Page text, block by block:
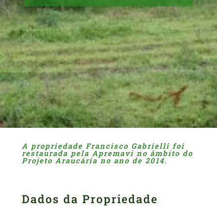
A propriedade Francisco Gabrielli foi
restaurada pela Apremavi no âmbito do
Projeto Araucária no ano de 2014.
Dados da Propriedade